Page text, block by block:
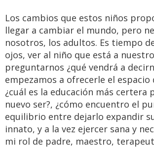
Los cambios que estos niños
llegar a cambiar el mundo, pero
nosotros, los adultos. Es tiempo
ojos, ver al niño que está a
preguntarnos ¿qué vendrá a
empezamos a ofrecerle el espacio
¿cuál es la educación más certera
nuevo ser?, ¿cómo encuentro el
equilibrio entre dejarlo expandir
innato, y a la vez ejercer sana y
mi rol de padre, maestro,